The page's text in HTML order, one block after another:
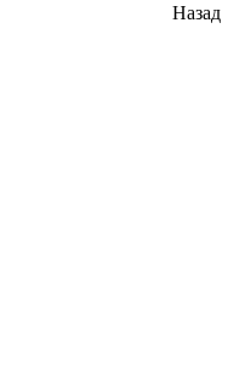
Назад